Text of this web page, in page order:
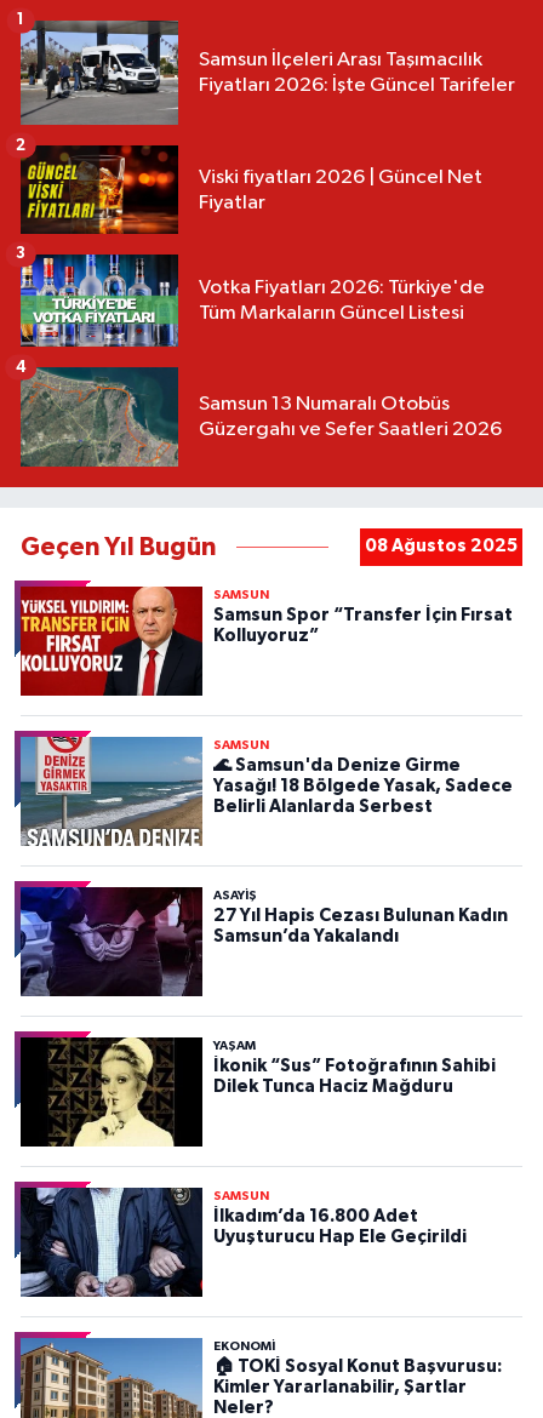
Samsun İlçeleri Arası Taşımacılık
Fiyatları 2026: İşte Güncel Tarifeler
1
Viski fiyatları 2026 | Güncel Net
Fiyatlar
2
Votka Fiyatları 2026: Türkiye'de
Tüm Markaların Güncel Listesi
3
Samsun 13 Numaralı Otobüs
Güzergahı ve Sefer Saatleri 2026
4
Geçen Yıl Bugün 08 Ağustos 2025
SAMSUN
Samsun Spor “Transfer İçin Fırsat
Kolluyoruz”
SAMSUN
🌊 Samsun'da Denize Girme
Yasağı! 18 Bölgede Yasak, Sadece
Belirli Alanlarda Serbest
ASAYIŞ
27 Yıl Hapis Cezası Bulunan Kadın
Samsun’da Yakalandı
YAŞAM
İkonik “Sus” Fotoğrafının Sahibi
Dilek Tunca Haciz Mağduru
SAMSUN
İlkadım’da 16.800 Adet
Uyuşturucu Hap Ele Geçirildi
EKONOMİ
🏠 TOKİ Sosyal Konut Başvurusu:
Kimler Yararlanabilir, Şartlar
Neler?